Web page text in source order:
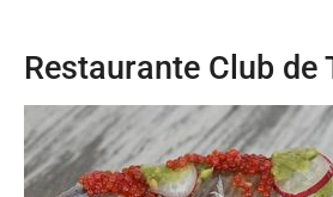
Restaurante Club de